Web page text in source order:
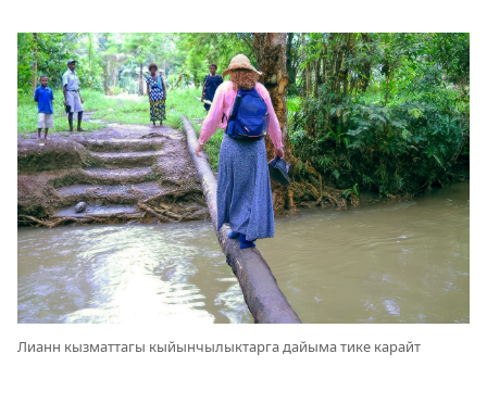
Лианн кызматтагы кыйынчылыктарга дайыма тике карайт